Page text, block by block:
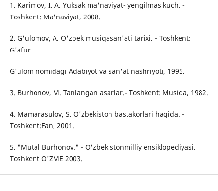
1. Karimov, I. A. Yuksak ma'naviyat- yengilmas kuch. -
Toshkent: Ma'naviyat, 2008.
2. G'ulomov, A. O'zbek musiqasan'ati tarixi. - Toshkent:
G'afur
G'ulom nomidagi Adabiyot va san'at nashriyoti, 1995.
3. Burhonov, M. Tanlangan asarlar.- Toshkent: Musiqa, 1982.
4. Mamarasulov, S. O'zbekiston bastakorlari haqida. -
Toshkent:Fan, 2001.
5. "Mutal Burhonov." - O'zbekistonmilliy ensiklopediyasi.
Toshkent O'ZME 2003.